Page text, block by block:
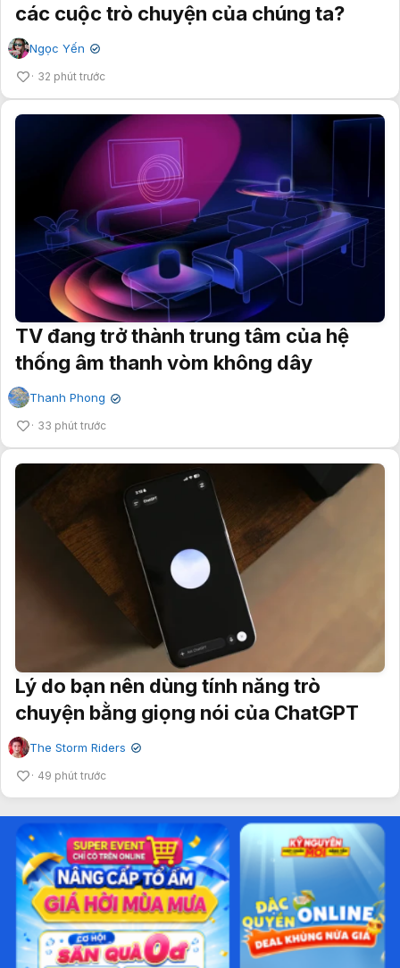
các cuộc trò chuyện của chúng ta?
Ngọc Yến ✔
32 phút trước
TV đang trở thành trung tâm của hệ
thống âm thanh vòm không dây
Thanh Phong ✔
33 phút trước
Lý do bạn nên dùng tính năng trò
chuyện bằng giọng nói của ChatGPT
The Storm Riders ✔
49 phút trước